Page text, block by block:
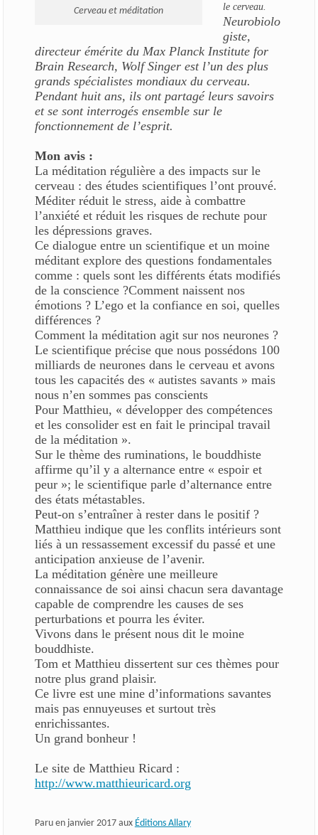
Cerveau et méditation
le cerveau.
Neurobiolo
giste,
directeur émérite du Max Planck Institute for
Brain Research, Wolf Singer est l’un des plus
grands spécialistes mondiaux du cerveau.
Pendant huit ans, ils ont partagé leurs savoirs
et se sont interrogés ensemble sur le
fonctionnement de l’esprit.
Mon avis :
La méditation régulière a des impacts sur le
cerveau : des études scientifiques l’ont prouvé.
Méditer réduit le stress, aide à combattre
l’anxiété et réduit les risques de rechute pour
les dépressions graves.
Ce dialogue entre un scientifique et un moine
méditant explore des questions fondamentales
comme : quels sont les différents états modifiés
de la conscience ?Comment naissent nos
émotions ? L’ego et la confiance en soi, quelles
différences ?
Comment la méditation agit sur nos neurones ?
Le scientifique précise que nous possédons 100
milliards de neurones dans le cerveau et avons
tous les capacités des « autistes savants » mais
nous n’en sommes pas conscients
Pour Matthieu, « développer des compétences
et les consolider est en fait le principal travail
de la méditation ».
Sur le thème des ruminations, le bouddhiste
affirme qu’il y a alternance entre « espoir et
peur »; le scientifique parle d’alternance entre
des états métastables.
Peut-on s’entraîner à rester dans le positif ?
Matthieu indique que les conflits intérieurs sont
liés à un ressassement excessif du passé et une
anticipation anxieuse de l’avenir.
La méditation génère une meilleure
connaissance de soi ainsi chacun sera davantage
capable de comprendre les causes de ses
perturbations et pourra les éviter.
Vivons dans le présent nous dit le moine
bouddhiste.
Tom et Matthieu dissertent sur ces thèmes pour
notre plus grand plaisir.
Ce livre est une mine d’informations savantes
mais pas ennuyeuses et surtout très
enrichissantes.
Un grand bonheur !
Le site de Matthieu Ricard :
http://www.matthieuricard.org
Paru en janvier 2017 aux Éditions Allary